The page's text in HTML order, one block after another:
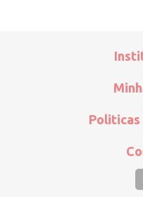
Politicas